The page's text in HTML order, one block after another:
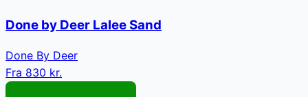
Done by Deer Lalee Sand
Done By Deer
Fra 830 kr.